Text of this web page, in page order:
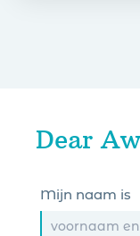
Dear
Mijn naam is